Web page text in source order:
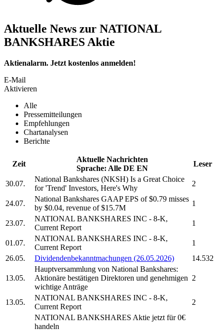
Aktuelle News zur NATIONAL
BANKSHARES Aktie
Aktienalarm. Jetzt kostenlos anmelden!
E-Mail
Aktivieren
Alle
Pressemitteilungen
Empfehlungen
Chartanalysen
Berichte
Zeit
Aktuelle Nachrichten
Sprache: Alle DE EN
Leser
30.07.
National Bankshares (NKSH) Is a Great Choice
for 'Trend' Investors, Here's Why
2
24.07.
National Bankshares GAAP EPS of $0.79 misses
by $0.04, revenue of $15.7M
1
23.07.
NATIONAL BANKSHARES INC - 8-K,
Current Report
1
01.07.
NATIONAL BANKSHARES INC - 8-K,
Current Report
1
26.05.
Dividendenbekanntmachungen (26.05.2026) 14.532
13.05.
Hauptversammlung von National Bankshares:
Aktionäre bestätigen Direktoren und genehmigen
wichtige Anträge
2
13.05.
NATIONAL BANKSHARES INC - 8-K,
Current Report
2
NATIONAL BANKSHARES Aktie jetzt für 0€
handeln